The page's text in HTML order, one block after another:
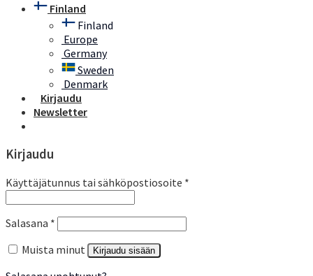
Finland
Finland
Europe
Germany
Sweden
Denmark
Kirjaudu
Newsletter
Kirjaudu
Käyttäjätunnus tai sähköpostiosoite *
Salasana *
Muista minut
Kirjaudu sisään